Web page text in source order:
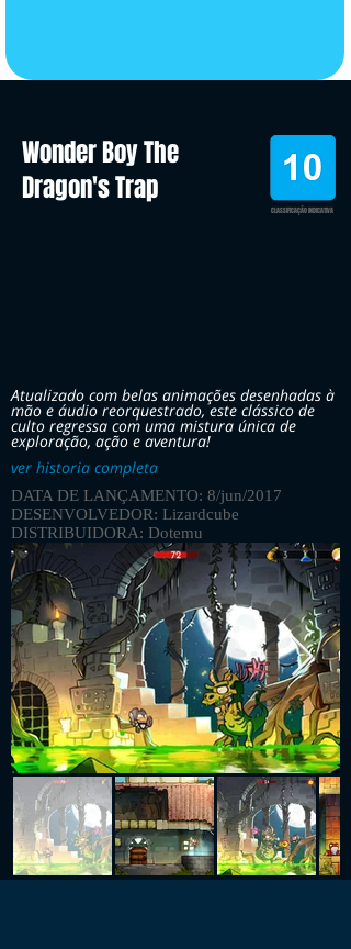
Wonder Boy The
Dragon's Trap
CLASSIFICAÇÃO INDICATIVA
Atualizado com belas animações desenhadas à
mão e áudio reorquestrado, este clássico de
culto regressa com uma mistura única de
exploração, ação e aventura!
ver historia completa
DATA DE LANÇAMENTO: 8/jun/2017
DESENVOLVEDOR: Lizardcube
DISTRIBUIDORA: Dotemu